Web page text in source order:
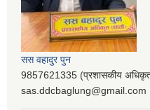
सस वहादुर पुन
9857621335 (प्रशासकीय
sas.ddcbaglung@gmail.com